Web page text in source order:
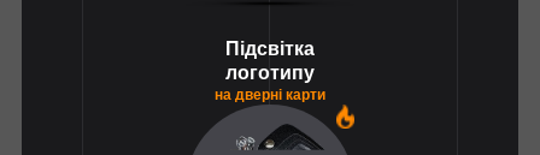
Підсвітка
логотипу
на дверні карти